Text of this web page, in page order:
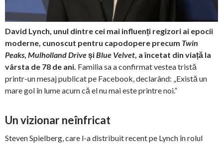
David Lynch, unul dintre cei mai influenți regizori ai epocii
moderne, cunoscut pentru capodopere precum Twin
Peaks, Mulholland DriveșiBlue Velvet, a încetat din viață la
vârsta de 78 de ani. Familia sa a confirmat vestea tristă
printr-un mesaj publicat pe Facebook, declarând: „Există un
mare gol în lume acum că el nu mai este printre noi.”
Un vizionar neînfricat
Steven Spielberg, care l-a distribuit recent pe Lynch în rolul